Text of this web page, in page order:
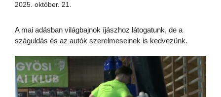
2025. október. 21.
A mai adásban világbajnok íjászhoz látogatunk, de a
száguldás és az autók szerelmeseinek is kedvezünk.